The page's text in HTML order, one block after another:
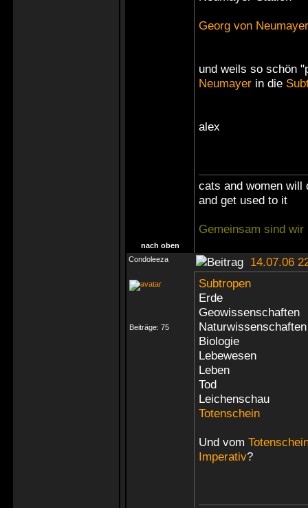
Georg von Neumayer
und weils so schön
Neumayer in die
alex
cats and women will
and get used to it
Gemeinsam sind
nach oben
Condoleeza
14.07.06
Beiträge: 75
Subtropen
Erde
Geowissenschaften
Naturwissenschaften
Biologie
Lebewesen
Leben
Tod
Leichenschau
Totenschein
Und vom
Imperativ?